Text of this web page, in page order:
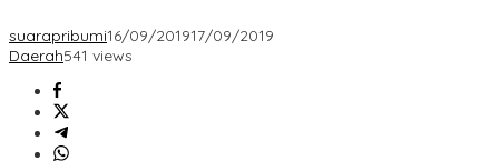
suarapribumi16/09/201917/09/2019
Daerah541 views